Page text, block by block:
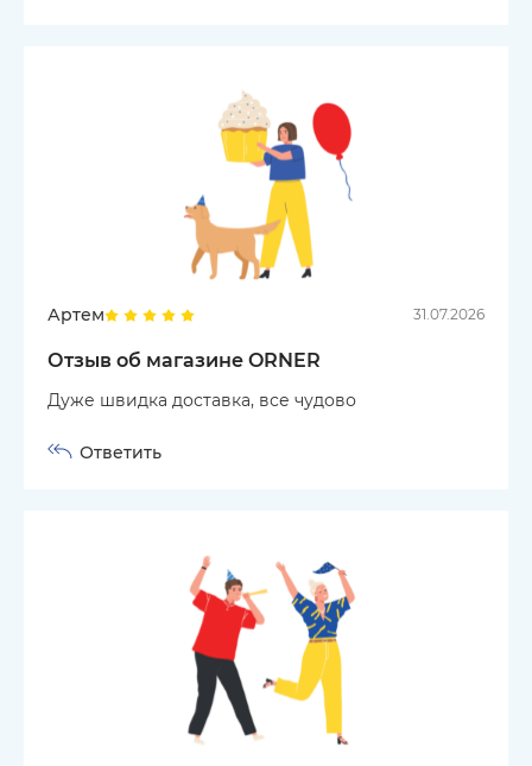
Артем 31.07.2026
Отзыв об магазине ORNER
Дуже швидка доставка, все чудово
Ответить